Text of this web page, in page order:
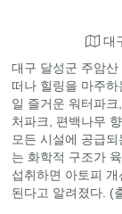
대
대구 달성군 주암
떠나 힐링을 마주
일 즐거운 워터파
처파크, 편백나무
모든 시설에 공급
는 화학적 구조가
섭취하면 아토피
된다고 알려졌다. (